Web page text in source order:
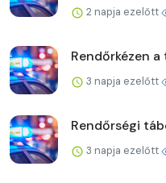
2 napja ezelőtt
Rendőrkézen
3 napja ezelőtt
Rendőrségi
3 napja ezelőtt